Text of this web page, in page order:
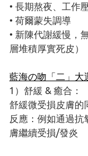
• 長期熬夜、工作
• 荷爾蒙失調導
• 新陳代謝緩慢，
層堆積厚實死皮）
藍海の吻「二」大
1）舒緩 & 癒合：
舒緩微受損皮膚的
反應：例如通過抗
膚繼續受損/發炎